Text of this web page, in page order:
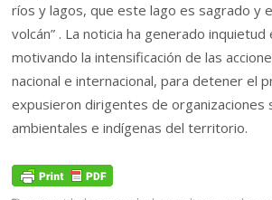
ríos y lagos, que este lago es sagrado y
volcán” . La noticia ha generado inquietud
motivando la intensificación de las
nacional e internacional, para detener el
expusieron dirigentes de organizaciones
ambientales e indígenas del territorio.